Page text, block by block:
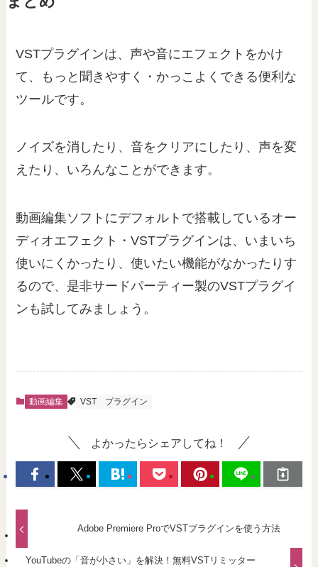
VSTプラグインは、声や音にエフェクトをかけ
て、もっと聞きやすく・かっこよくできる便利な
ツールです。
ノイズを消したり、音をクリアにしたり、声を変
えたり、いろんなことができます。
動画編集ソフトにデフォルトで搭載しているオー
ディオエフェクト・VSTプラグインは、いまいち
使いにくかったり、使いたい機能がなかったりす
るので、是非サードパーティー製のVSTプラグイ
ンも試してみましょう。
動画編集 VST プラグイン
よかったらシェアしてね！
Adobe Premiere ProでVSTプラグインを使う方法
YouTubeの「音が小さい」を解決！無料VSTリミッター